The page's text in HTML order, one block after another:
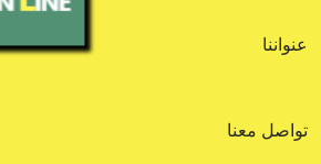
عنواننا
تواصل معنا